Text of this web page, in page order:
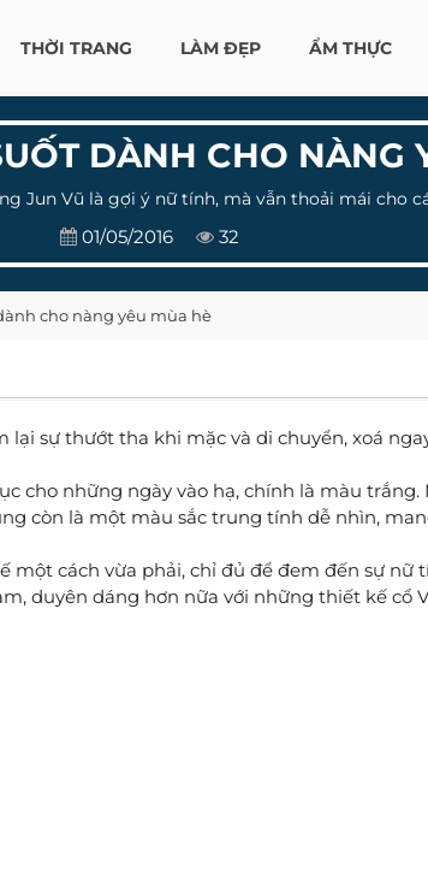
THỜI TRANG LÀM ĐẸP ẨM THỰC
DÀNH CHO NÀNG
Jun Vũ là gợi ý nữ tính, mà vẫn thoải mái cho
01/05/2016 32
cho nàng yêu mùa hè
sự thướt tha khi mặc và di chuyển, xoá
cho những ngày vào hạ, chính là màu trắng.
còn là một màu sắc trung tính dễ nhìn,
một cách vừa phải, chỉ đủ để đem đến sự nữ
duyên dáng hơn nữa với những thiết kế cổ